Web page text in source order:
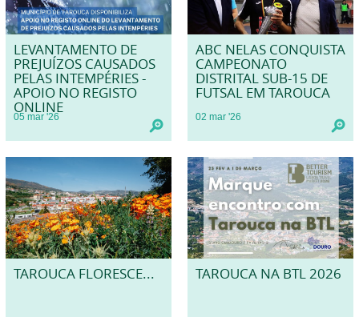
LEVANTAMENTO DE
PREJUÍZOS CAUSADOS
PELAS INTEMPÉRIES -
APOIO NO REGISTO
ONLINE
05 mar '26
ABC NELAS CONQUISTA
CAMPEONATO
DISTRITAL SUB-15 DE
FUTSAL EM TAROUCA
02 mar '26
TAROUCA FLORESCE... TAROUCA NA BTL 2026